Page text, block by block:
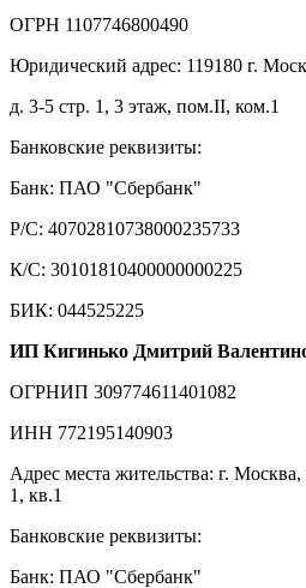
ОГРН 1107746800490
Юридический адрес: 119180 г.
д. 3-5 стр. 1, 3 этаж, пом.II, ком.1
Банковские реквизиты:
Банк: ПАО "Сбербанк"
Р/С: 40702810738000235733
К/С: 30101810400000000225
БИК: 044525225
ИП Кигинько Дмитрий
ОГРНИП 309774611401082
ИНН
Адрес места жительства: г.
1, кв.1
Банковские реквизиты:
Банк: ПАО "Сбербанк"